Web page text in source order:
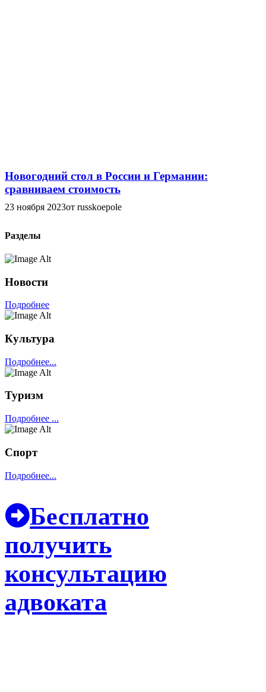
Новогодний стол в России и Германии:
сравниваем стоимость
23 ноября 2023от russkoepole
Разделы
Новости
Подробнее
Культура
Подробнее...
Туризм
Подробнее ...
Спорт
Подробнее...
Бесплатно
получить
консультацию
адвоката